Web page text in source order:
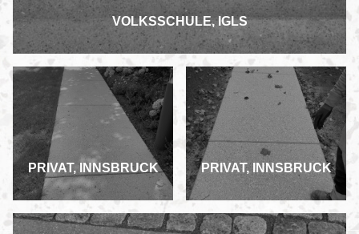
VOLKSSCHULE, IGLS
PRIVAT, INNSBRUCK PRIVAT, INNSBRUCK